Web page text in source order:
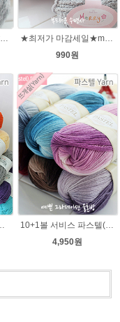
10+1 컨트리뉴(Country new) 굵은털실/컨트리뉴 뜨개실/뜨개질 뉴컨트리/컨트리실/컨트리뜨개실
★최저가 마감세일★merry메리/털실/수면뜨개실/뜨개질실/손뜨개실/목도리털실
990원
4,950원